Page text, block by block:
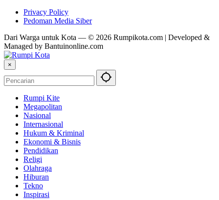
Privacy Policy
Pedoman Media Siber
Dari Warga untuk Kota — © 2026 Rumpikota.com | Developed &
Managed by Bantuinonline.com
×
Rumpi Kite
Megapolitan
Nasional
Internasional
Hukum & Kriminal
Ekonomi & Bisnis
Pendidikan
Religi
Olahraga
Hiburan
Tekno
Inspirasi